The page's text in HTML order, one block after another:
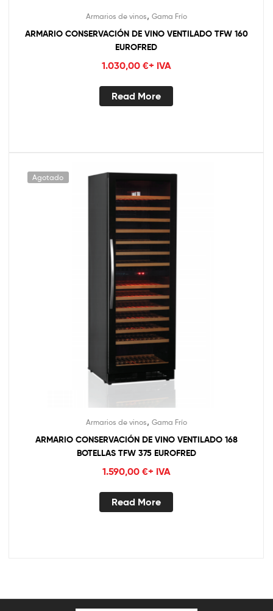
Armarios de vinos, Gama Frío
ARMARIO CONSERVACIÓN DE VINO VENTILADO TFW 160
EUROFRED
1.030,00 €+ IVA
Read More
Agotado
Armarios de vinos, Gama Frío
ARMARIO CONSERVACIÓN DE VINO VENTILADO 168
BOTELLAS TFW 375 EUROFRED
1.590,00 €+ IVA
Read More